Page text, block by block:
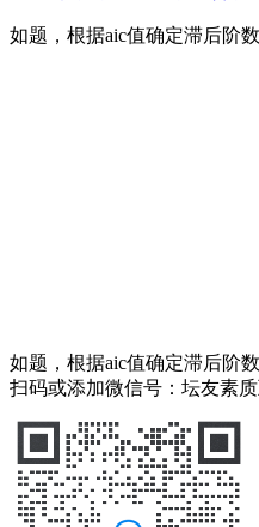
如题，根据aic值确定滞后阶
如题，根据aic值确定滞后阶
扫码或添加微信号：坛友素